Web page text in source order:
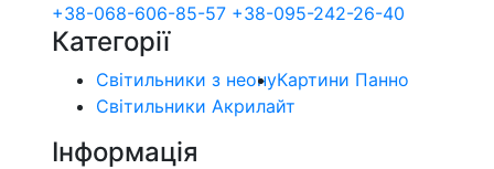
+38-068-606-85-57 +38-095-242-26-40
Категорії
Світильники з неонуКартини Панно
Світильники Акрилайт
Інформація